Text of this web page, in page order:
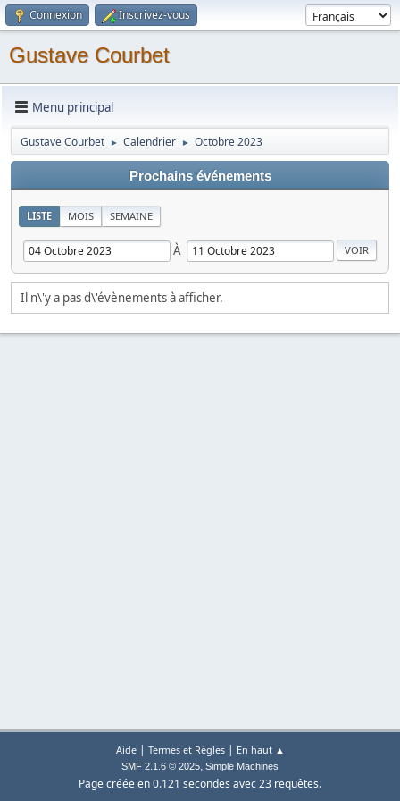
Connexion Inscrivez-vous
Gustave Courbet
Menu principal
Gustave Courbet ► Calendrier ► Octobre 2023
Prochains événements
LISTE MOIS SEMAINE
À
Il n\'y a pas d\'évènements à afficher.
Aide| Termes et Règles| En haut ▲
SMF 2.1.6 © 2025, Simple Machines
Page créée en 0.121 secondes avec 23 requêtes.